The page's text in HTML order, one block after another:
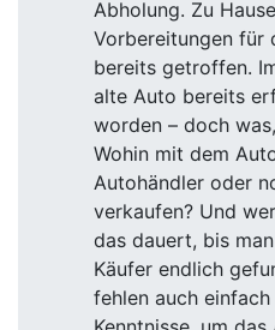
Abholung. Zu
Vorbereitungen für
bereits getroffen.
alte Auto bereits
worden – doch
Wohin mit dem
Autohändler oder
verkaufen? Und
das dauert, bis
Käufer endlich
fehlen auch